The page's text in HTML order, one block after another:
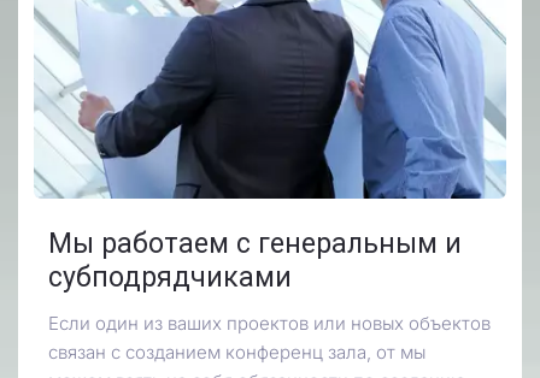
Мы работаем с генеральным и
субподрядчиками
Если один из ваших проектов или новых объектов
связан с созданием конференц зала, от мы